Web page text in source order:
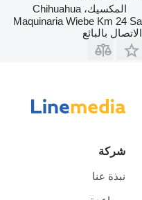
المكسيك، Chihuahua
Maquinaria Wiebe Km 24 Sa
الاتصال بالبائع
شركة
نبذة عنا